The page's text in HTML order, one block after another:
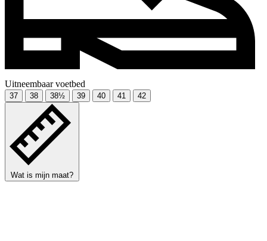
Uitneembaar voetbed
37 38 38½ 39 40 41 42
Wat is mijn maat?